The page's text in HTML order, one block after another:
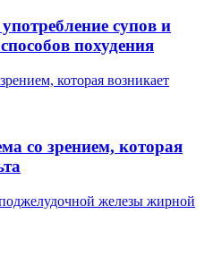
супов и
похудения
которая возникает
со зрением, которая
железы жирной